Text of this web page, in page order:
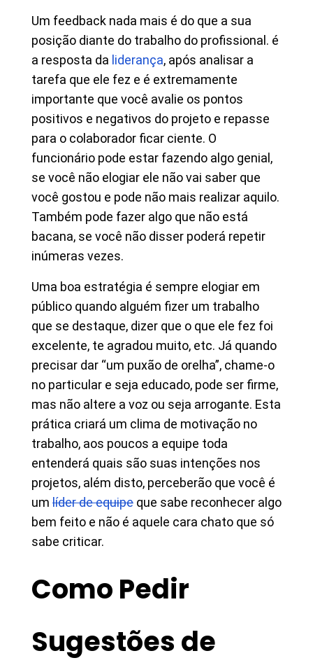
Um feedback nada mais é do que a sua
posição diante do trabalho do profissional. é
a resposta da liderança, após analisar a
tarefa que ele fez e é extremamente
importante que você avalie os pontos
positivos e negativos do projeto e repasse
para o colaborador ficar ciente. O
funcionário pode estar fazendo algo genial,
se você não elogiar ele não vai saber que
você gostou e pode não mais realizar aquilo.
Também pode fazer algo que não está
bacana, se você não disser poderá repetir
inúmeras vezes.
Uma boa estratégia é sempre elogiar em
público quando alguém fizer um trabalho
que se destaque, dizer que o que ele fez foi
excelente, te agradou muito, etc. Já quando
precisar dar “um puxão de orelha”, chame-o
no particular e seja educado, pode ser firme,
mas não altere a voz ou seja arrogante. Esta
prática criará um clima de motivação no
trabalho, aos poucos a equipe toda
entenderá quais são suas intenções nos
projetos, além disto, perceberão que você é
um líder de equipe que sabe reconhecer algo
bem feito e não é aquele cara chato que só
sabe criticar.
Como Pedir
Sugestões de